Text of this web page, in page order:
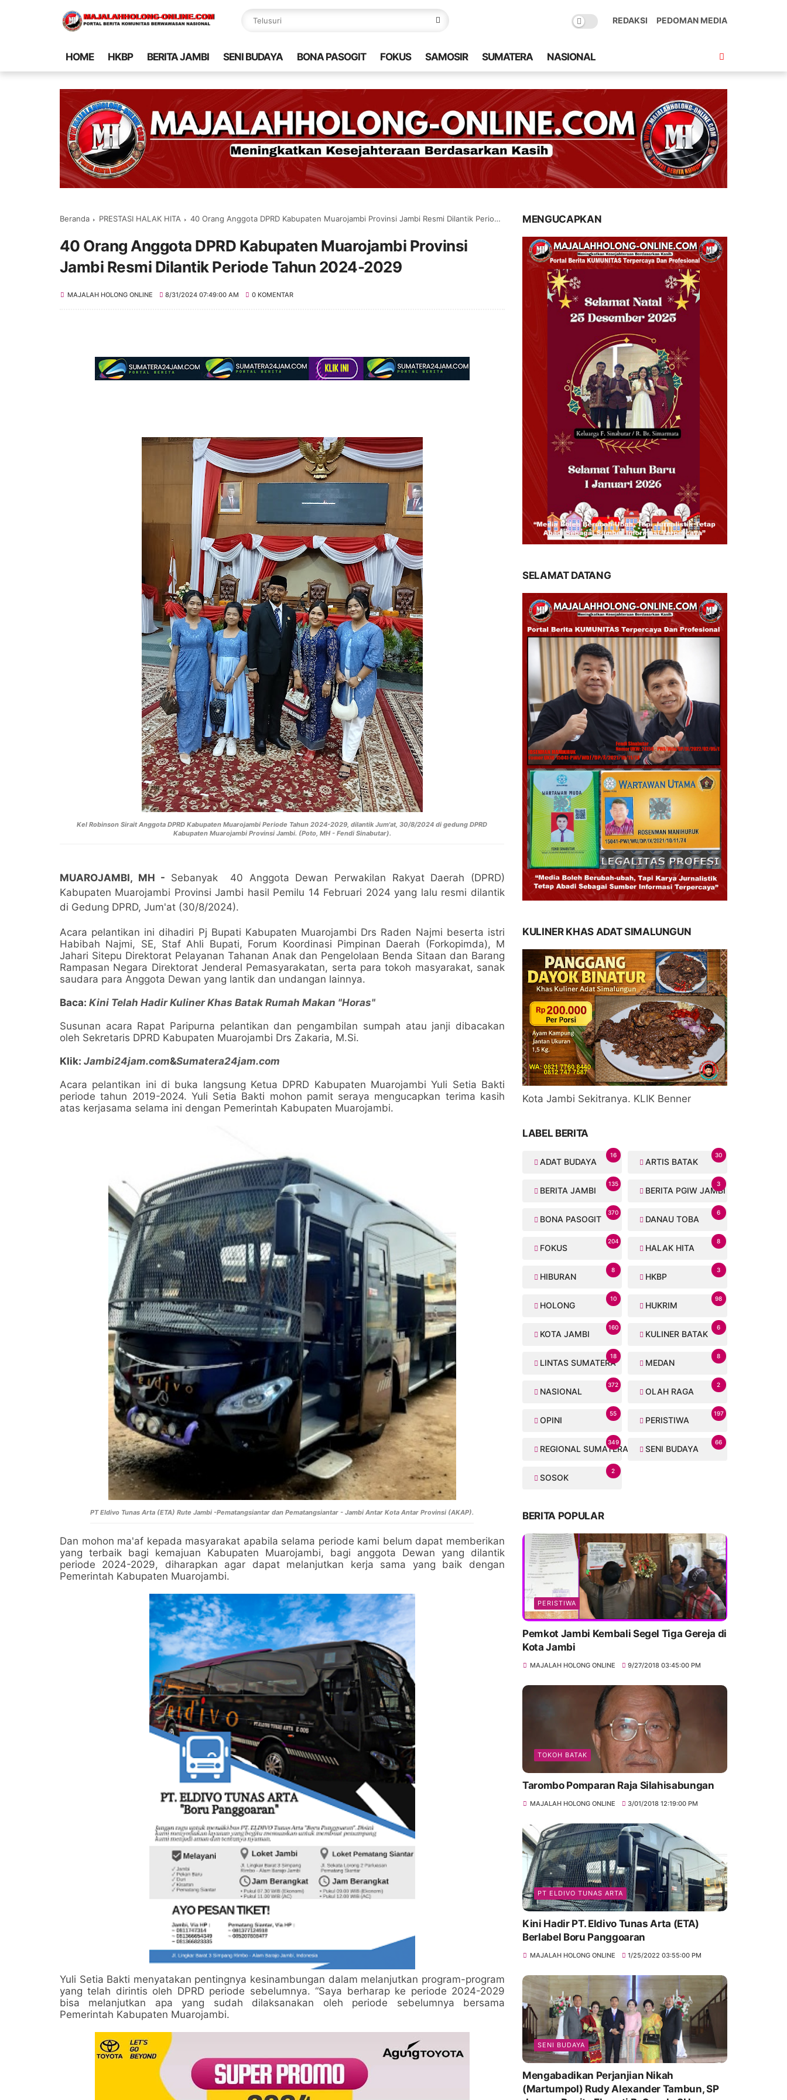
REDAKSI PEDOMAN MEDIA
HOME HKBP BERITA JAMBI SENI BUDAYA BONA PASOGIT FOKUS SAMOSIR SUMATERA NASIONAL
Beranda PRESTASI HALAK HITA 40 Orang Anggota DPRD Kabupaten Muarojambi Provinsi Jambi Resmi Dilantik Periode Tahun 2024-2029
40 Orang Anggota DPRD Kabupaten Muarojambi Provinsi
Jambi Resmi Dilantik Periode Tahun 2024-2029
MAJALAH HOLONG ONLINE 8/31/2024 07:49:00 AM 0 KOMENTAR
Kel Robinson Sirait Anggota DPRD Kabupaten Muarojambi Periode Tahun 2024-2029, dilantik Jum'at, 30/8/2024 di gedung DPRD
Kabupaten Muarojambi Provinsi Jambi. (Poto, MH - Fendi Sinabutar).
MUAROJAMBI, MH - Sebanyak 40 Anggota Dewan Perwakilan Rakyat Daerah (DPRD)
Kabupaten Muarojambi Provinsi Jambi hasil Pemilu 14 Februari 2024 yang lalu resmi dilantik
di Gedung DPRD, Jum'at (30/8/2024).
Acara pelantikan ini dihadiri Pj Bupati Kabupaten Muarojambi Drs Raden Najmi beserta istri
Habibah Najmi, SE, Staf Ahli Bupati, Forum Koordinasi Pimpinan Daerah (Forkopimda), M
Jahari Sitepu Direktorat Pelayanan Tahanan Anak dan Pengelolaan Benda Sitaan dan Barang
Rampasan Negara Direktorat Jenderal Pemasyarakatan, serta para tokoh masyarakat, sanak
saudara para Anggota Dewan yang lantik dan undangan lainnya.
Baca: Kini Telah Hadir Kuliner Khas Batak Rumah Makan "Horas"
Susunan acara Rapat Paripurna pelantikan dan pengambilan sumpah atau janji dibacakan
oleh Sekretaris DPRD Kabupaten Muarojambi Drs Zakaria, M.Si.
Klik: Jambi24jam.com&Sumatera24jam.com
Acara pelantikan ini di buka langsung Ketua DPRD Kabupaten Muarojambi Yuli Setia Bakti
periode tahun 2019-2024. Yuli Setia Bakti mohon pamit seraya mengucapkan terima kasih
atas kerjasama selama ini dengan Pemerintah Kabupaten Muarojambi.
PT Eldivo Tunas Arta (ETA) Rute Jambi -Pematangsiantar dan Pematangsiantar - Jambi Antar Kota Antar Provinsi (AKAP).
Dan mohon ma'af kepada masyarakat apabila selama periode kami belum dapat memberikan
yang terbaik bagi kemajuan Kabupaten Muarojambi, bagi anggota Dewan yang dilantik
periode 2024-2029, diharapkan agar dapat melanjutkan kerja sama yang baik dengan
Pemerintah Kabupaten Muarojambi.
Yuli Setia Bakti menyatakan pentingnya kesinambungan dalam melanjutkan program-program
yang telah dirintis oleh DPRD periode sebelumnya. “Saya berharap ke periode 2024-2029
bisa melanjutkan apa yang sudah dilaksanakan oleh periode sebelumnya bersama
Pemerintah Kabupaten Muarojambi.
MENGUCAPKAN
SELAMAT DATANG
KULINER KHAS ADAT SIMALUNGUN
Kota Jambi Sekitranya. KLIK Benner
LABEL BERITA
ADAT BUDAYA
16
ARTIS BATAK
30
BERITA JAMBI
135
BERITA PGIW JAMBI
3
BONA PASOGIT
370
DANAU TOBA
6
FOKUS
204
HALAK HITA
8
HIBURAN
8
HKBP
3
HOLONG
10
HUKRIM
98
KOTA JAMBI
160
KULINER BATAK
6
LINTAS SUMATERA
18
MEDAN
8
NASIONAL
372
OLAH RAGA
2
OPINI
55
PERISTIWA
197
REGIONAL SUMATERA
349
SENI BUDAYA
66
SOSOK
2
BERITA POPULAR
PERISTIWA
Pemkot Jambi Kembali Segel Tiga Gereja di
Kota Jambi
MAJALAH HOLONG ONLINE 9/27/2018 03:45:00 PM
TOKOH BATAK
Tarombo Pomparan Raja Silahisabungan
MAJALAH HOLONG ONLINE 3/01/2018 12:19:00 PM
PT ELDIVO TUNAS ARTA
Kini Hadir PT. Eldivo Tunas Arta (ETA)
Berlabel Boru Panggoaran
MAJALAH HOLONG ONLINE 1/25/2022 03:55:00 PM
SENI BUDAYA
Mengabadikan Perjanjian Nikah
(Martumpol) Rudy Alexander Tambun, SP